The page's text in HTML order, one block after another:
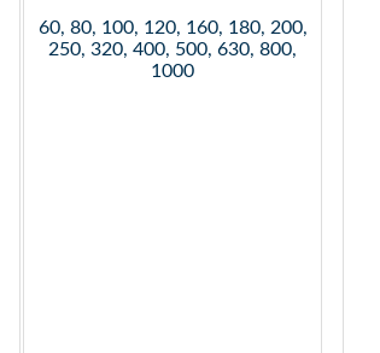
60, 80, 100, 120, 160, 180, 200,
250, 320, 400, 500, 630, 800,
1000